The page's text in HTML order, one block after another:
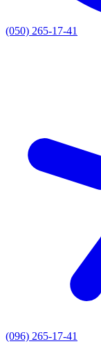
(050) 265-17-41
(096) 265-17-41